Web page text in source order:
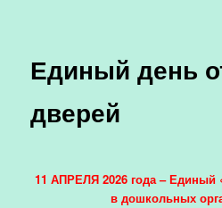
Единый день
дверей
11 АПРЕЛЯ 2026 года –Единый
в дошкольных